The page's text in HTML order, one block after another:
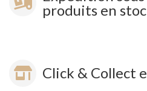
produits en
Click & Collect